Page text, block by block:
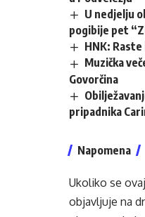
U nedjelju
pogibije pet
HNK:
Muzička
Govorčina
pripadnika
Napomena
Ukoliko se
objavljuje na